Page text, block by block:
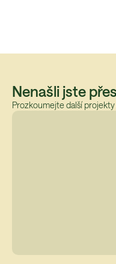
Nenašli jste
Prozkoumejte další